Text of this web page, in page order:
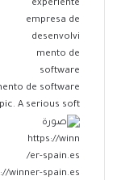
de software
A serious soft...
winner-spain.es/